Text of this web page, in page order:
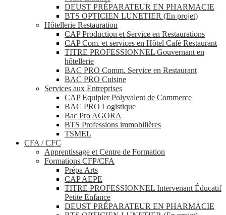
DEUST PRÉPARATEUR EN PHARMACIE
BTS OPTICIEN LUNETIER (En projet)
Hôtellerie Restauration
CAP Production et Service en Restaurations
CAP Com. et services en Hôtel Café Restaurant
TITRE PROFESSIONNEL Gouvernant en
hôtellerie
BAC PRO Comm. Service en Restaurant
BAC PRO Cuisine
Services aux Entreprises
CAP Equipier Polyvalent de Commerce
BAC PRO Logistique
Bac Pro AGORA
BTS Professions immobilières
TSMEL
CFA / CFC
Apprentissage et Centre de Formation
Formations CFP/CFA
Prépa Arts
CAP AEPE
TITRE PROFESSIONNEL Intervenant Éducatif
Petite Enfance
DEUST PRÉPARATEUR EN PHARMACIE